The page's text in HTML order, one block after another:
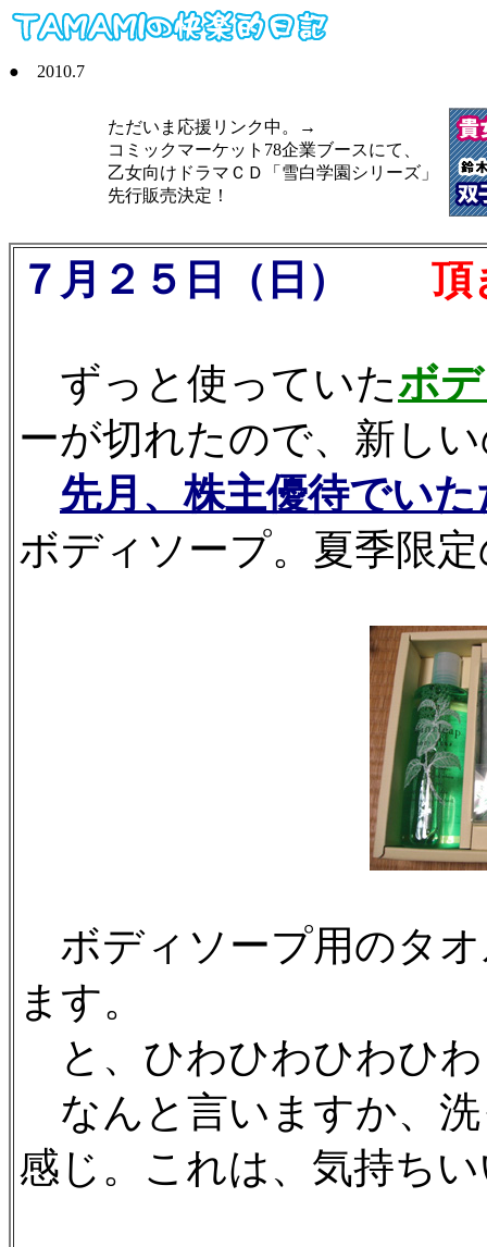
● 2010.7
ただいま応援リンク中。→
コミックマーケット78企業ブースにて、
乙女向けドラマＣＤ「雪白学園シリーズ」
先行販売決定！
７月２５日（日） 頂き
ずっと使っていたボ
ーが切れたので、新し
先月、株主優待でい
ボディソープ。夏季限
ボディソープ用のタ
ます。
と、ひわひわひわひ
なんと言いますか、
感じ。これは、気持ち